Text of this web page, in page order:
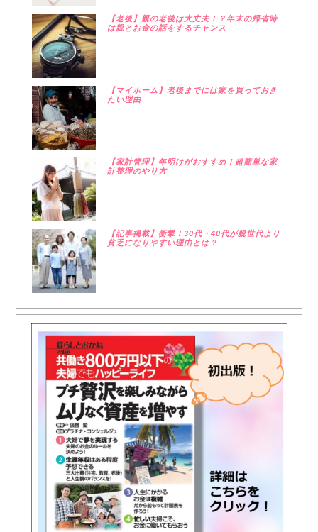
【老後】親の老後は大丈夫！？年末の帰省時
は親とお金の話をするチャンス
【マイホーム】老後までには家を買っておき
たい理由
【家計管理】年明けがおすすめ！超簡単な家
計整理のやり方
【記事掲載】衝撃！30代・40代が親世代より
貧乏になりやすい理由とは？